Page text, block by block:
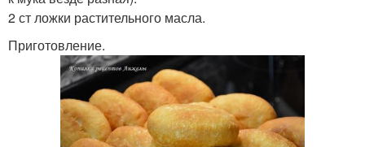
2 ст ложки растительного масла.
Приготовление.